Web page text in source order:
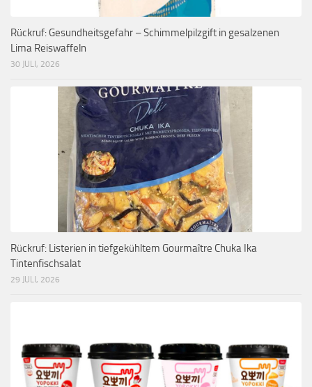
Rückruf: Gesundheitsgefahr – Schimmelpilzgift in gesalzenen
Lima Reiswaffeln
30 JULI, 2026
Rückruf: Listerien in tiefgekühltem Gourmaître Chuka Ika
Tintenfischsalat
29 JULI, 2026